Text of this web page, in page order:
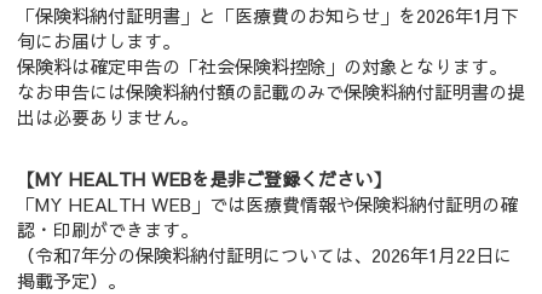
「保険料納付証明書」と「医療費のお知らせ」を2026年1月下
旬にお届けします。
保険料は確定申告の「社会保険料控除」の対象となります。
なお申告には保険料納付額の記載のみで保険料納付証明書の提
出は必要ありません。
【MY HEALTH WEBを是非ご登録ください】
「MY HEALTH WEB」では医療費情報や保険料納付証明の確
認・印刷ができます。
（令和7年分の保険料納付証明については、2026年1月22日に
掲載予定）。